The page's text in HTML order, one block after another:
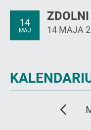
14
MAJ 14 MAJA